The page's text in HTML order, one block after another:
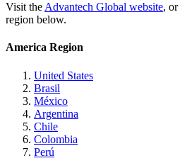
Visit the Advantech Global website,
region below.
America Region
United States
Brasil
México
Argentina
Chile
Colombia
Perú